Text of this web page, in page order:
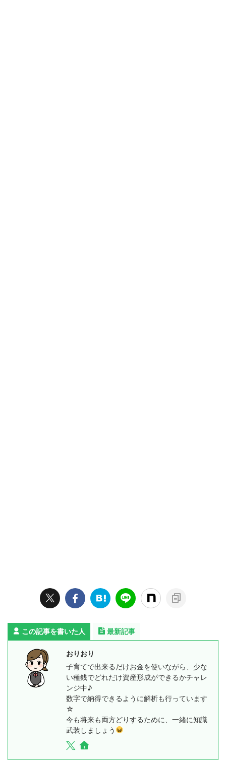
この記事を書いた人 最新記事
おりおり
子育てで出来るだけお金を使いながら、少な
い種銭でどれだけ資産形成ができるかチャレ
ンジ中♪
数字で納得できるように解析も行っています
☆
今も将来も両方どりするために、一緒に知識
武装しましょう